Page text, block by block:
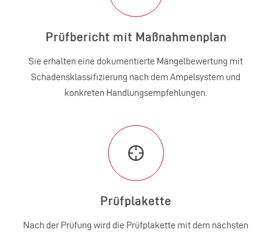
Prüfbericht mit Maßnahmenplan
Sie erhalten eine dokumentierte Mängel­bewertung mit
Schadens­klassifi­zierung nach dem Ampel­system und
konkreten Handlungs­empfehlungen.
Prüfplakette
Nach der Prüfung wird die Prüfplakette mit dem nächsten